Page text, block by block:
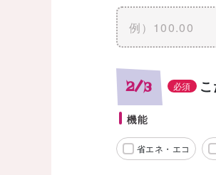
2/3 必須
機能
省エネ・エコ